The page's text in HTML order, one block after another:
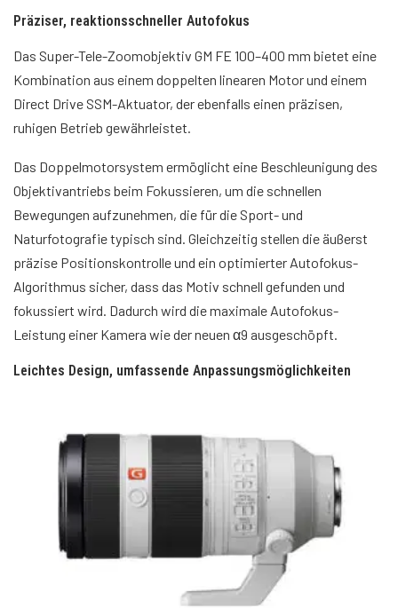
Präziser, reaktionsschneller Autofokus
Das Super-Tele-Zoomobjektiv GM FE 100–400 mm bietet eine
Kombination aus einem doppelten linearen Motor und einem
Direct Drive SSM-Aktuator, der ebenfalls einen präzisen,
ruhigen Betrieb gewährleistet.
Das Doppelmotorsystem ermöglicht eine Beschleunigung des
Objektivantriebs beim Fokussieren, um die schnellen
Bewegungen aufzunehmen, die für die Sport- und
Naturfotografie typisch sind. Gleichzeitig stellen die äußerst
präzise Positionskontrolle und ein optimierter Autofokus-
Algorithmus sicher, dass das Motiv schnell gefunden und
fokussiert wird. Dadurch wird die maximale Autofokus-
Leistung einer Kamera wie der neuen α9 ausgeschöpft.
Leichtes Design, umfassende Anpassungsmöglichkeiten